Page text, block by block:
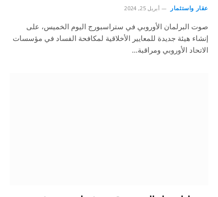
عقار واستثمار أبريل 25, 2024
صوت البرلمان الأوروبي في ستراسبورج اليوم الخميس، على
إنشاء هيئة جديدة للمعايير الأخلاقية لمكافحة الفساد في مؤسسات
الاتحاد الأوروبي ومراقبة…